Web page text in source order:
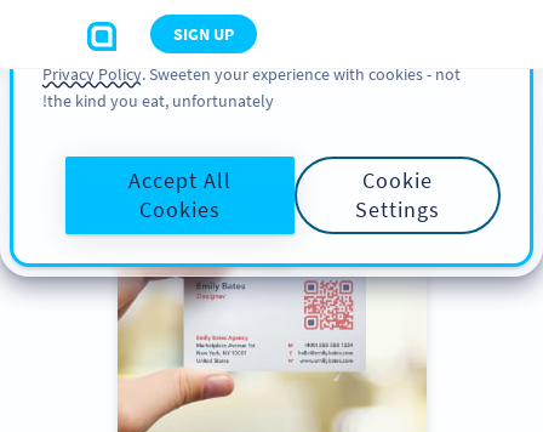
SIGN UP
Scroll down
to see QR Code use
cases
You can also find more information about cookies, our
analytic activities and your rights in our
Privacy Policy. Sweeten your experience with cookies - not
the kind you eat, unfortunately!
Cookie
Settings
Accept All
Cookies